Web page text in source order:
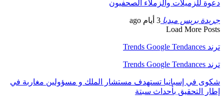
دعوة للزميلات والزملاء الصحفيون
جريدة بريس ميديا 3 أيام ago
Load More Posts
ترند Trends Google Tendances
ترند Trends Google Tendances
شكوى في إسبانيا تستهدف مستشار الملك و مسؤولين مغاربة في
إطار التحقيق بأحداث سبتة